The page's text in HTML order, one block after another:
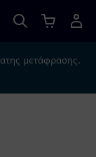
μετάφρασης.